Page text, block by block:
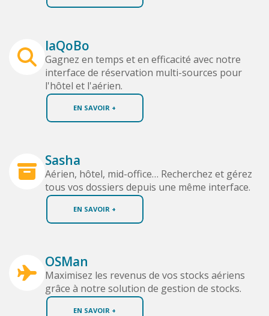
IaQoBo
Gagnez en temps et en efficacité avec notre
interface de réservation multi-sources pour
l'hôtel et l'aérien.
EN SAVOIR +
Sasha
Aérien, hôtel, mid-office… Recherchez et gérez
tous vos dossiers depuis une même interface.
EN SAVOIR +
OSMan
Maximisez les revenus de vos stocks aériens
grâce à notre solution de gestion de stocks.
EN SAVOIR +